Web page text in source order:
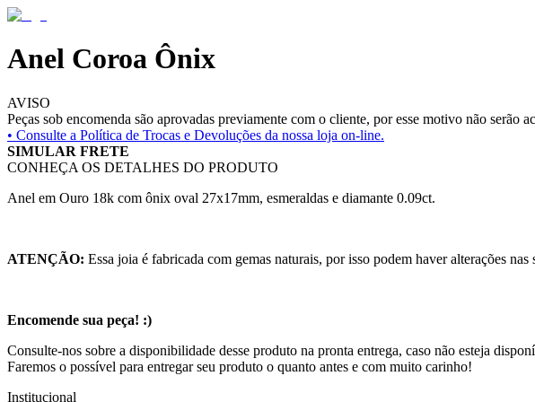
Anel Coroa Ônix
AVISO
Peças sob encomenda são aprovadas previamente com o cliente, por esse motivo não
• Consulte a Política de Trocas e Devoluções da nossa loja on-line.
SIMULAR FRETE
CONHEÇA OS DETALHES DO PRODUTO
Anel em Ouro 18k com ônix oval 27x17mm, esmeraldas e diamante 0.09ct.
ATENÇÃO: Essa joia é fabricada com gemas naturais, por isso podem haver alterações nas
Encomende sua peça! :)
Consulte-nos sobre a disponibilidade desse produto na pronta entrega, caso não esteja
Faremos o possível para entregar seu produto o quanto antes e com muito carinho!
Institucional